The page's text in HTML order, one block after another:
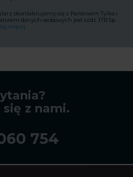
skontaktujemy się z Państwem Tylko i
danych osobowych jest Łódź JTB Sp.
więcej
z nami.
754